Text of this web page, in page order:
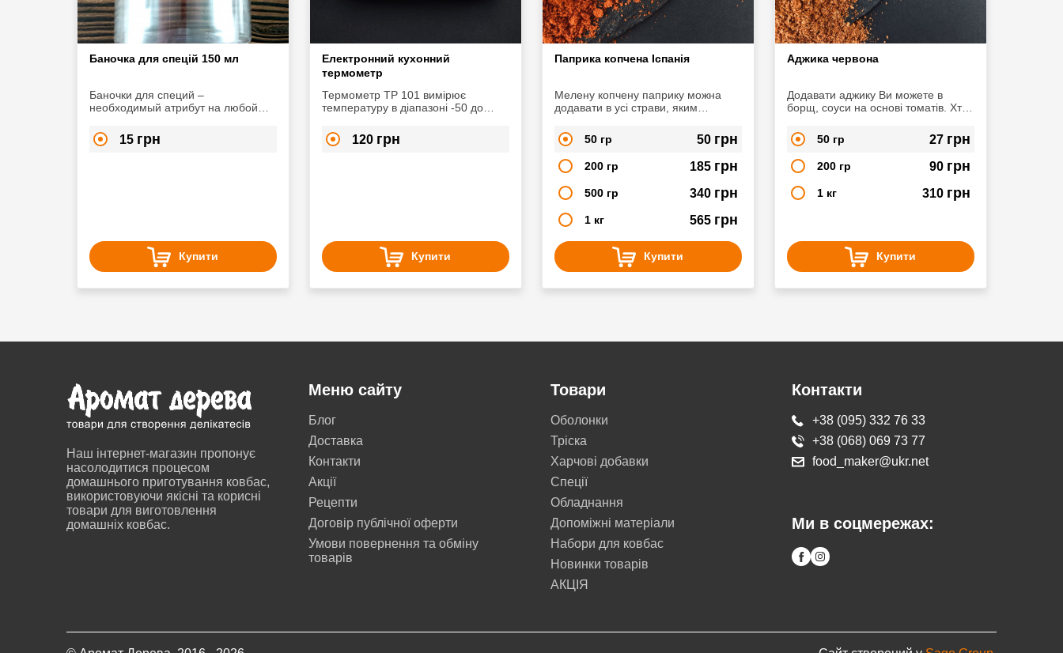
Баночка для спецій 150 мл
Баночки для специй –
необходимый атрибут на любой
разными специями в баночках
гораздо практичнее, чем в пакетах
15 грн
Купити
Електронний кухонний
термометр
Термометр ТР 101 вимірює
температуру в діапазоні -50 до
можна легко виміряти температура
м'яса, різної рідини та інших
120 грн
Купити
Паприка копчена Іспанія
Мелену копчену паприку можна
додавати в усі страви, яким
аромат. Вона відмінно підійде до
м'ясних і рибних страв,
томатних соусів, супів,
різних закусок.
50 гр 50 грн
200 гр 185 грн
500 гр 340 грн
1 кг 565 грн
Купити
Аджика червона
Додавати аджику Ви можете в
борщ, соуси на основі томатів. Хто
(сосиски, ковбаски-гриль), аджика
спеціально для Вас. Прекрасно
підійде при смаженні, запіканні або
приготування на грилі. Просто
натріть приправою м'ясо перед
приготуванням.
50 гр 27 грн
200 гр 90 грн
1 кг 310 грн
Купити
Наш інтернет-магазин пропонує
насолодитися процесом
домашнього приготування ковбас,
використовуючи якісні та корисні
товари для виготовлення
домашніх ковбас.
Меню сайту
Блог
Доставка
Контакти
Акції
Рецепти
Договір публічної оферти
Умови повернення та обміну
товарів
Товари
Оболонки
Тріска
Харчові добавки
Cпеції
Обладнання
Допоміжні матеріали
Набори для ковбас
Новинки товарів
АКЦІЯ
Контакти
+38 (095) 332 76 33
+38 (068) 069 73 77
food_maker@ukr.net
Ми в соцмережах: